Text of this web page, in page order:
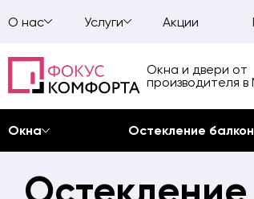
О нас Услуги Акции
Окна и двери от
производителя в
Окна Остекление